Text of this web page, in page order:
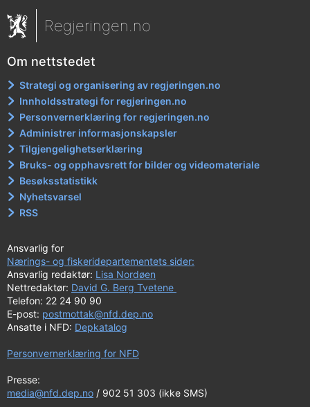
Regjeringen.no
Om nettstedet
Strategi og organisering av regjeringen.no
Innholdsstrategi for regjeringen.no
Personvernerklæring for regjeringen.no
Administrer informasjonskapsler
Tilgjengelighetserklæring
Bruks- og opphavsrett for bilder og videomateriale
Besøksstatistikk
Nyhetsvarsel
RSS
Ansvarlig for
Nærings- og fiskeridepartementets sider:
Ansvarlig redaktør: Lisa Nordøen
Nettredaktør: David G. Berg Tvetene
Telefon: 22 24 90 90
E-post: postmottak@nfd.dep.no
Ansatte i NFD: Depkatalog
Personvernerklæring for NFD
Presse:
media@nfd.dep.no / 902 51 303 (ikke SMS)